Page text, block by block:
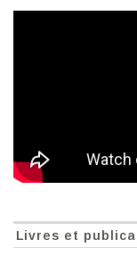
Livres et